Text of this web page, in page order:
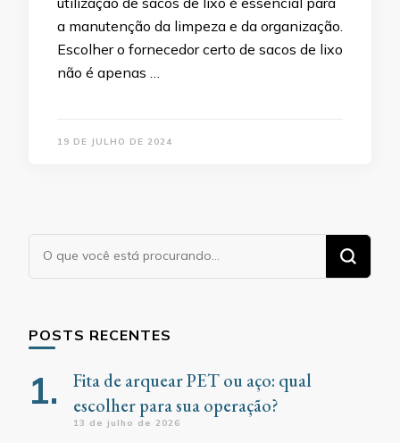
a manutenção da limpeza e da organização.
Escolher o fornecedor certo de sacos de lixo
não é apenas …
19 DE JULHO DE 2024
Procurando
algo?
POSTS RECENTES
Fita de arquear PET ou aço: qual
escolher para sua operação?
13 de julho de 2026